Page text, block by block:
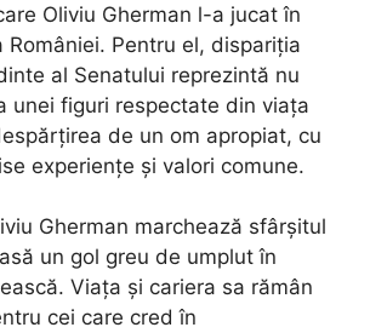
Oliviu Gherman l-a jucat în
României. Pentru el, dispariția
al Senatului reprezintă nu
unei figuri respectate din viața
de un om apropiat, cu
experiențe și valori comune.
Gherman marchează sfârșitul
un gol greu de umplut în
Viața și cariera sa rămân
cei care cred în